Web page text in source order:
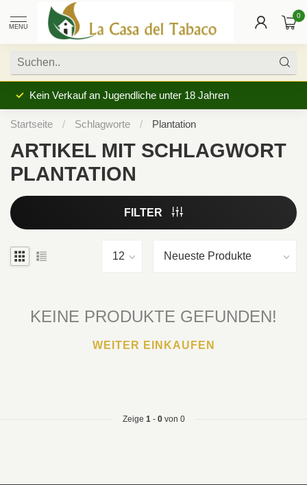
MENU
0
Kein Verkauf an Jugendliche unter 18 Jahren
Startseite / Schlagworte / Plantation
ARTIKEL MIT SCHLAGWORT
PLANTATION
FILTER
KEINE PRODUKTE GEFUNDEN!
WEITER EINKAUFEN
Zeige 1- 0von 0